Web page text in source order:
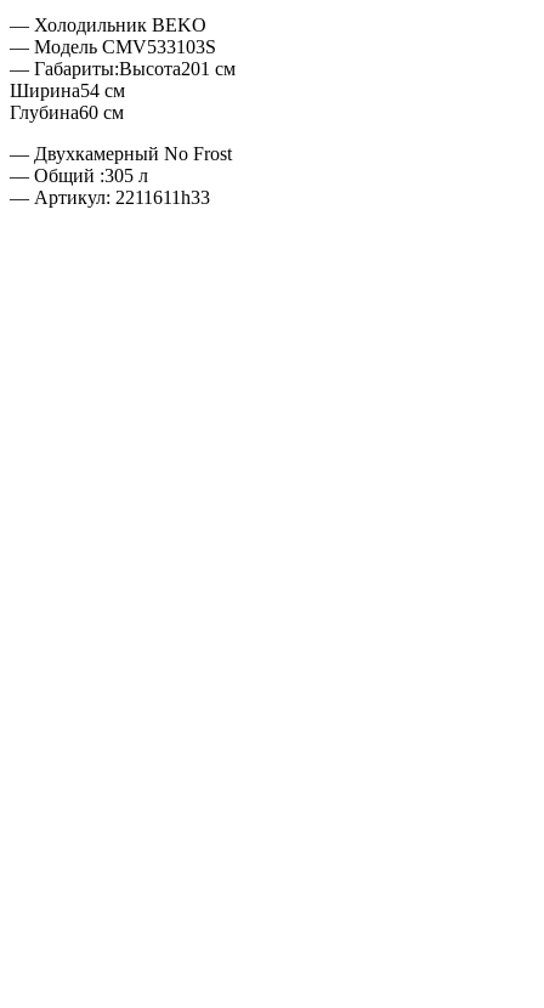
— Холодильник BEKO
— Модель CMV533103S
— Габариты:Высота201 см
Ширина54 см
Глубина60 см
— Двухкамерный No Frost
— Общий :305 л
— Артикул: 2211611h33